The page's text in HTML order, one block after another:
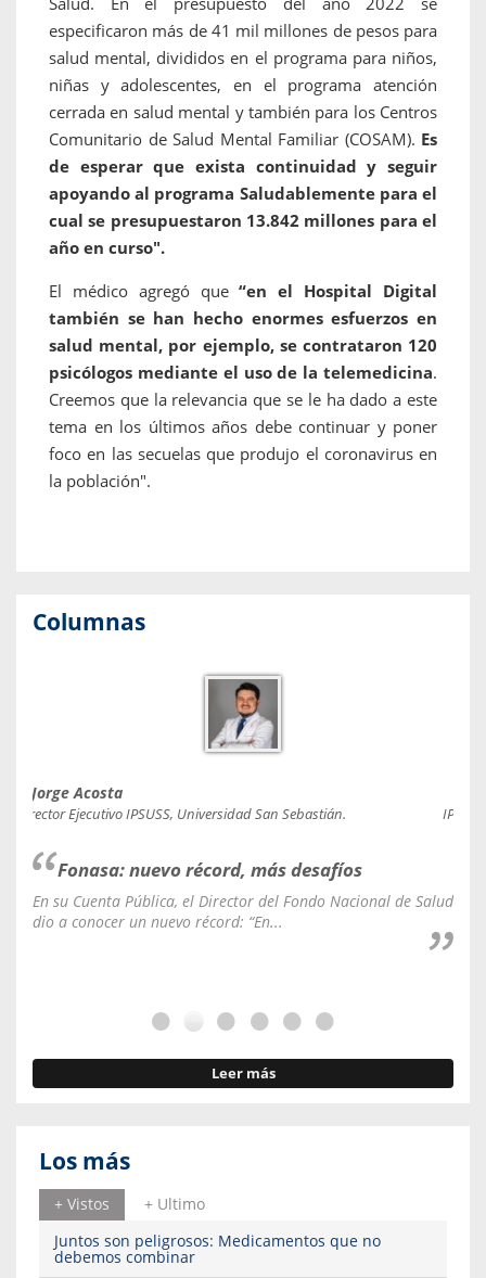
especificaron más de 41 mil millones de pesos para
salud mental, divididos en el programa para niños,
niñas y adolescentes, en el programa atención
cerrada en salud mental y también para los Centros
Comunitario de Salud Mental Familiar (COSAM). Es
de esperar que exista continuidad y seguir
apoyando al programa Saludablemente para el
cual se presupuestaron 13.842 millones para el
año en curso".
El médico agregó que“en el Hospital Digital
también se han hecho enormes esfuerzos en
salud mental, por ejemplo, se contrataron 120
psicólogos mediante el uso de la telemedicina.
Creemos que la relevancia que se le ha dado a este
tema en los últimos años debe continuar y poner
foco en las secuelas que produjo el coronavirus en
la población".
Columnas
Jorge Acosta
Director Ejecutivo IPSUSS, Universidad San Sebastián.
Fonasa: nuevo récord, más desafíos
En su Cuenta Pública, el Director del Fondo Nacional de Salud
dio a conocer un nuevo récord: “En...
Leer más
Los más
+ Vistos
+ Ultimo
Juntos son peligrosos: Medicamentos que no
debemos combinar